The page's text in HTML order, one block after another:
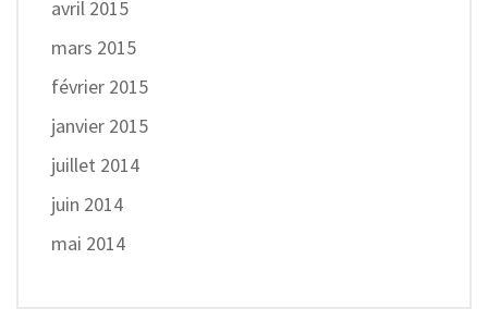
avril 2015
mars 2015
février 2015
janvier 2015
juillet 2014
juin 2014
mai 2014